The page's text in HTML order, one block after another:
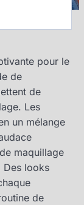
pour le
de
de
Les
un mélange
maquillage
Des looks
de